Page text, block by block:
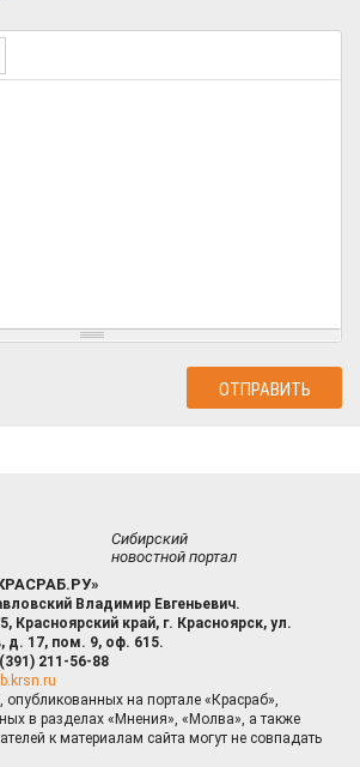
Сибирский
новостной портал
Владимир Евгеньевич.
Красноярский край, г. Красноярск, ул.
17, пом. 9, оф. 615.
211-56-88
опубликованных на портале «Красраб»,
в разделах «Мнения», «Молва», а также
к материалам сайта могут не совпадать